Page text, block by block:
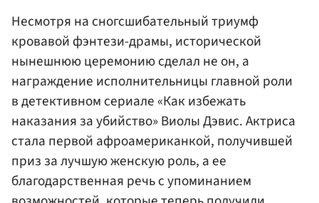
Несмотря на сногсшибательный триумф
кровавой фэнтези-драмы, исторической
нынешнюю церемонию сделал не он, а
награждение исполнительницы главной роли
в детективном сериале «Как избежать
наказания за убийство» Виолы Дэвис. Актриса
стала первой афроамериканкой, получившей
приз за лучшую женскую роль, а ее
благодарственная речь с упоминанием